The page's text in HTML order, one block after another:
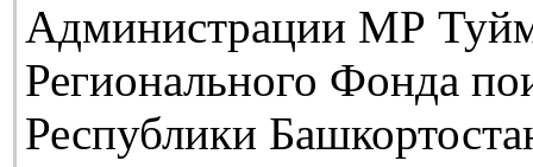
Администрации МР
Регионального Фонда
Республики